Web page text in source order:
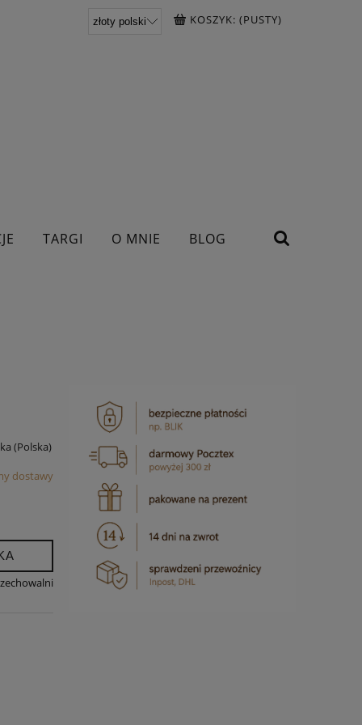
KOSZYK: (PUSTY)
TARGI O MNIE BLOG
(Polska)
dostawy